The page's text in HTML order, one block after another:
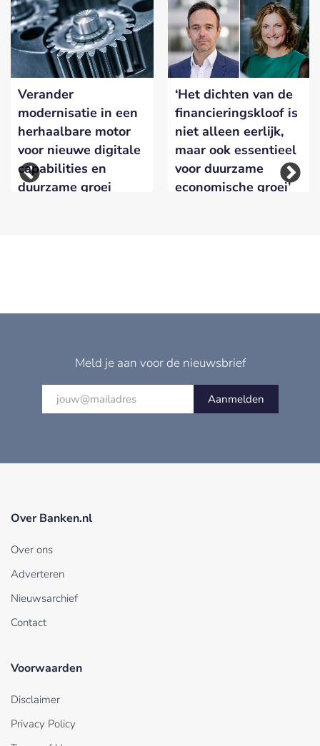
Verander
modernisatie in een
herhaalbare motor
voor nieuwe digitale
capabilities en
duurzame groei
‘Het dichten van de
financieringskloof is
niet alleen eerlijk,
maar ook essentieel
voor duurzame
economische groei’
Meld je aan voor de nieuwsbrief
Aanmelden
Over Banken.nl
Over ons
Adverteren
Nieuwsarchief
Contact
Voorwaarden
Disclaimer
Privacy Policy